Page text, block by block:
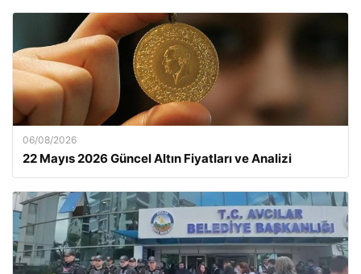
06/08/2026
22 Mayıs 2026 Güncel Altın Fiyatları ve Analizi